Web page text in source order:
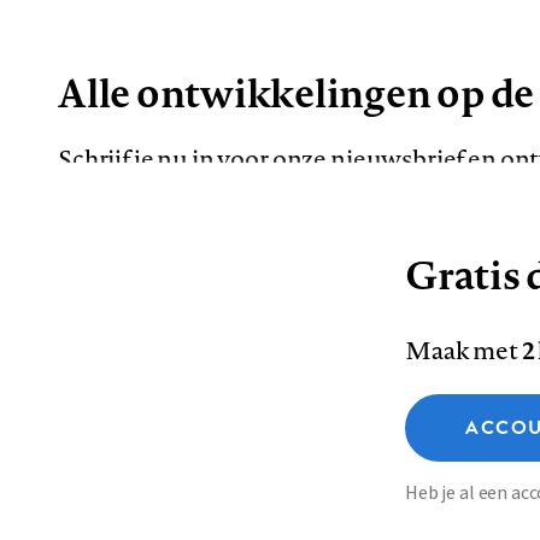
Alle ontwikkelingen op de
Schrijf je nu in voor onze nieuwsbrief en
Colofon
Functionele cookies
Analytische cookies
Gratis
Maak met
Heb je al een